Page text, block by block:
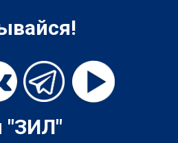
"ЗИЛ"